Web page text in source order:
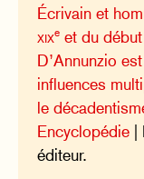
Écrivain et
xixe et du
D’Annunzio
influences
le
Encyclopédie
éditeur.